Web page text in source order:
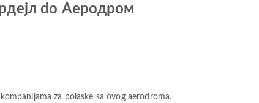
do Аеродром
za polaske sa ovog aerodroma.